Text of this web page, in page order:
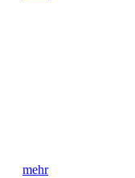
mehr